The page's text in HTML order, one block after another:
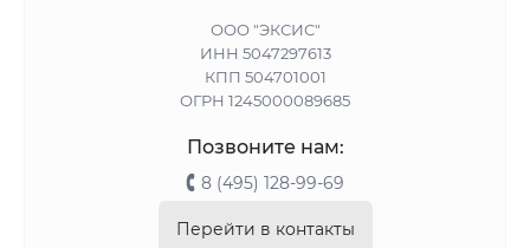
ООО "ЭКСИС"
ИНН 5047297613
КПП 504701001
ОГРН 1245000089685
Позвоните нам:
8 (495) 128-99-69
Перейти в контакты